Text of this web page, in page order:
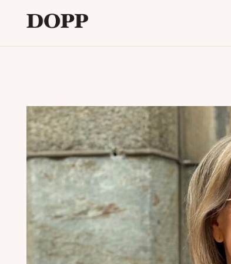
Tyyliblogi
Brändi
Avaa
alavalikko
Yhteystiedot